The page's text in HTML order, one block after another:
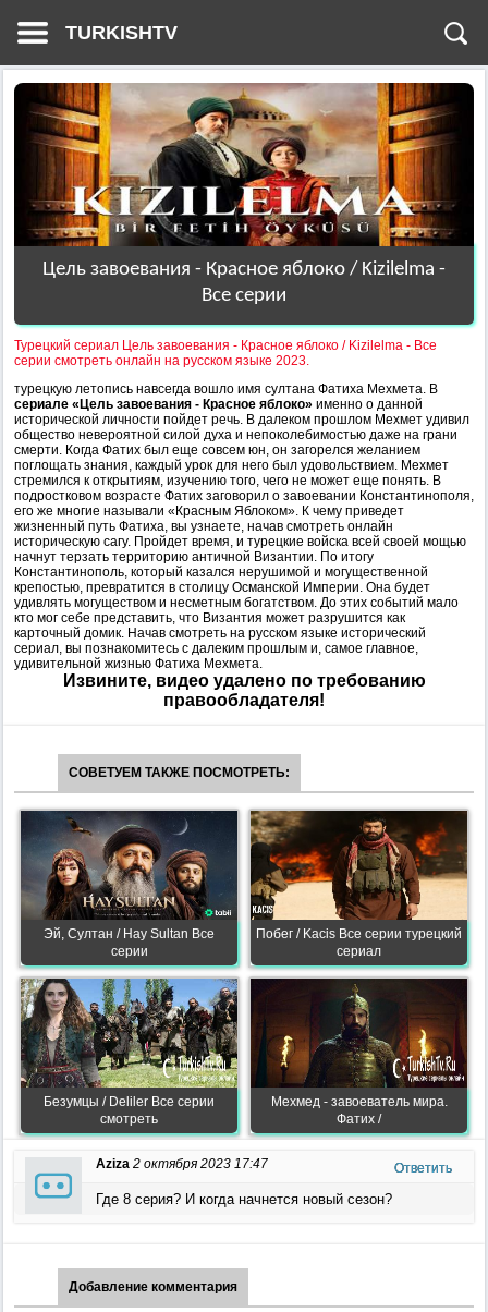
TURKISHTV
Цель завоевания - Красное яблоко / Kizilelma -
Все серии
Турецкий сериал Цель завоевания - Красное яблоко / Kizilelma - Все
серии смотреть онлайн на русском языке 2023.
турецкую летопись навсегда вошло имя султана Фатиха Мехмета. В
сериале «Цель завоевания - Красное яблоко» именно о данной
исторической личности пойдет речь. В далеком прошлом Мехмет удивил
общество невероятной силой духа и непоколебимостью даже на грани
смерти. Когда Фатих был еще совсем юн, он загорелся желанием
поглощать знания, каждый урок для него был удовольствием. Мехмет
стремился к открытиям, изучению того, чего не может еще понять. В
подростковом возрасте Фатих заговорил о завоевании Константинополя,
его же многие называли «Красным Яблоком». К чему приведет
жизненный путь Фатиха, вы узнаете, начав смотреть онлайн
историческую сагу. Пройдет время, и турецкие войска всей своей мощью
начнут терзать территорию античной Византии. По итогу
Константинополь, который казался нерушимой и могущественной
крепостью, превратится в столицу Османской Империи. Она будет
удивлять могуществом и несметным богатством. До этих событий мало
кто мог себе представить, что Византия может разрушится как
карточный домик. Начав смотреть на русском языке исторический
сериал, вы познакомитесь с далеким прошлым и, самое главное,
удивительной жизнью Фатиха Мехмета.
Извините, видео удалено по требованию
правообладателя!
СОВЕТУЕМ ТАКЖЕ ПОСМОТРЕТЬ:
Эй, Султан / Hay Sultan Все
серии
Побег / Kacis Все серии турецкий
сериал
Безумцы / Deliler Все серии
смотреть
Мехмед - завоеватель мира.
Фатих /
Aziza 2 октября 2023 17:47 Ответить
Где 8 серия? И когда начнется новый сезон?
Добавление комментария